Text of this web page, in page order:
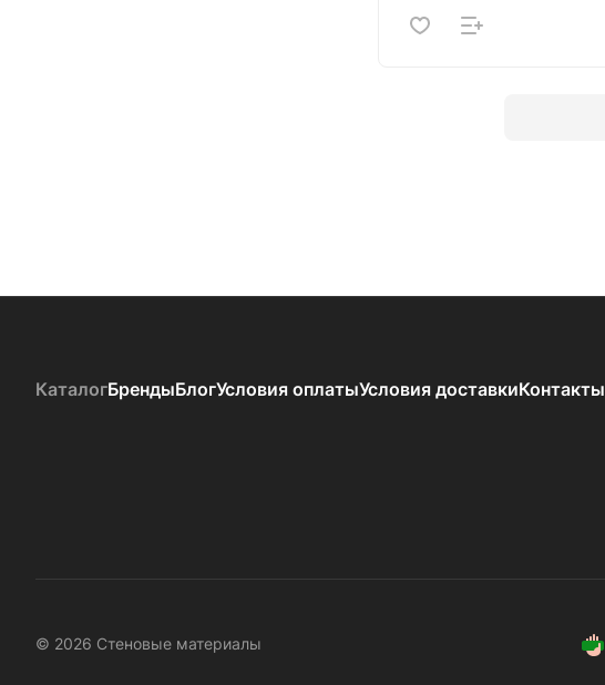
КаталогБрендыБлогУсловия оплатыУсловия доставкиКонтакты
© 2026 Стеновые материалы